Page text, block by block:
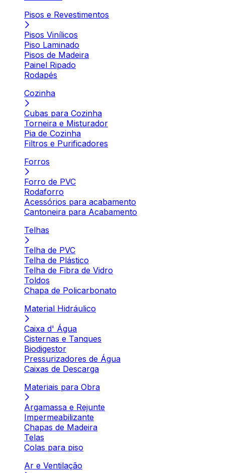
Pisos e Revestimentos
Pisos Vinílicos
Piso Laminado
Pisos de Madeira
Painel Ripado
Rodapés
Cozinha
Cubas para Cozinha
Torneira e Misturador
Pia de Cozinha
Filtros e Purificadores
Forros
Forro de PVC
Rodaforro
Acessórios para acabamento
Cantoneira para Acabamento
Telhas
Telha de PVC
Telha de Plástico
Telha de Fibra de Vidro
Toldos
Chapa de Policarbonato
Material Hidráulico
Caixa d' Água
Cisternas e Tanques
Biodigestor
Pressurizadores de Água
Caixas de Descarga
Materiais para Obra
Argamassa e Rejunte
Impermeabilizante
Chapas de Madeira
Telas
Colas para piso
Ar e Ventilação